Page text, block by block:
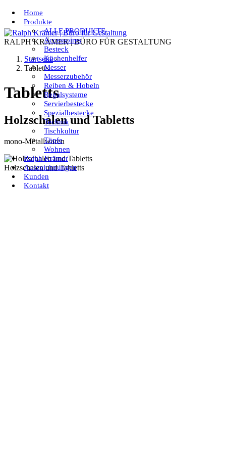
Jump to navigation
Home
Produkte
ALLE PRODUKTE
Accessoires
Besteck
Küchenhelfer
Messer
Messerzubehör
Reiben & Hobeln
Regalsysteme
Servierbestecke
Spezialbestecke
Technik
Tischkultur
Töpfe
Wohnen
Ralph Krämer
Auszeichnungen
Kunden
Kontakt
RALPH KRÄMER | BÜRO FÜR GESTALTUNG
Sie sind hier
Startseite›
Tabletts
Tabletts
Holzschalen und Tabletts
mono-Metallwaren
Holzschalen und Tabletts